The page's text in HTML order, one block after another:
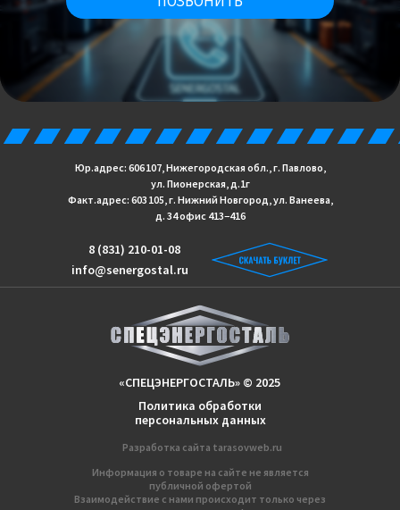
Информация о товаре на сайте не является
публичной офертой
Взаимодействие с нами происходит только через
Разработка сайтa tarasovweb.ru
Политика обработки
персональных данных
«СПЕЦЭНЕРГОСТАЛЬ» © 2025
info@senergostal.ru
8 (831) 210-01-08
Юр.адрес: 606 107, Нижегородская обл., г. Павлово,
ул. Пионерская, д.1г
Факт.адрес: 603 105, г. Нижний Новгород, ул. Ванеева,
д. 34 офис 413−416